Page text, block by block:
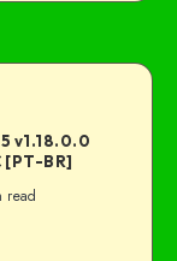
v1.18.0.0
[PT-BR]
read